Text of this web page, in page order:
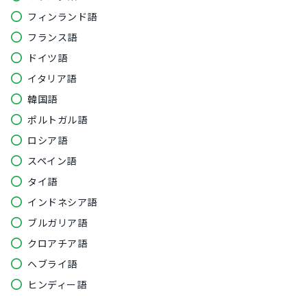
フィンランド語
フランス語
ドイツ語
イタリア語
韓国語
ポルトガル語
ロシア語
スペイン語
タイ語
インドネシア語
ブルガリア語
クロアチア語
ヘブライ語
ヒンディー語